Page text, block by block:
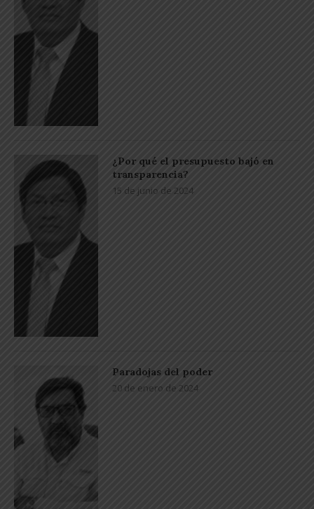
¿Por qué el presupuesto bajó en
transparencia?
15 de junio de 2024
Paradojas del poder
20 de enero de 2024